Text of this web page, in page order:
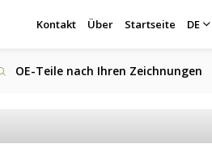
Kontakt Über Startseite DE
OE-Teile nach Ihren Zeichnungen